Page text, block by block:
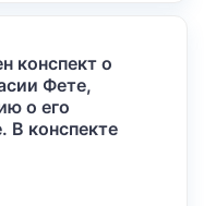
конспект о
Фете,
о его
В конспекте